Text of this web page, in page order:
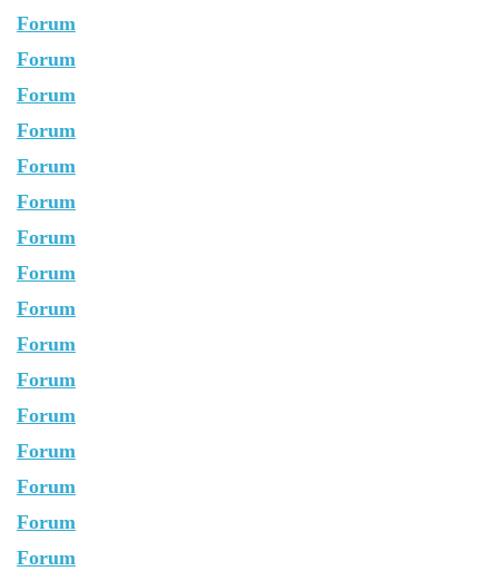
Forum
Forum
Forum
Forum
Forum
Forum
Forum
Forum
Forum
Forum
Forum
Forum
Forum
Forum
Forum
Forum